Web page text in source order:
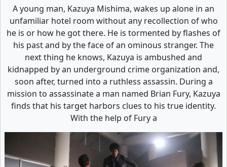
A young man, Kazuya Mishima, wakes up alone in an
unfamiliar hotel room without any recollection of who
he is or how he got there. He is tormented by flashes of
his past and by the face of an ominous stranger. The
next thing he knows, Kazuya is ambushed and
kidnapped by an underground crime organization and,
soon after, turned into a ruthless assassin. During a
mission to assassinate a man named Brian Fury, Kazuya
finds that his target harbors clues to his true identity.
With the help of Fury a